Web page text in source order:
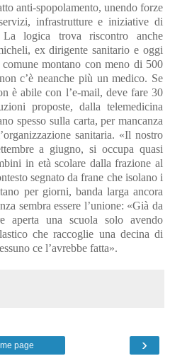
anti-spopolamento, unendo forze
infrastrutture e iniziative di
logica trova riscontro anche
ex dirigente sanitario e oggi
montano con meno di 500
c’è neanche più un medico. Se
è abile con l’e-mail, deve fare 30
proposte, dalla telemedicina
spesso sulla carta, per mancanza
sanitaria. «Il nostro
a giugno, si occupa quasi
in età scolare dalla frazione al
segnato da frane che isolano i
per giorni, banda larga ancora
sembra essere l’unione: «Già da
aperta una scuola solo avendo
che raccoglie una decina di
ce l’avrebbe fatta».
›
page